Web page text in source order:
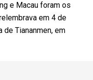
e Macau foram os
em 4 de
de Tiananmen, em